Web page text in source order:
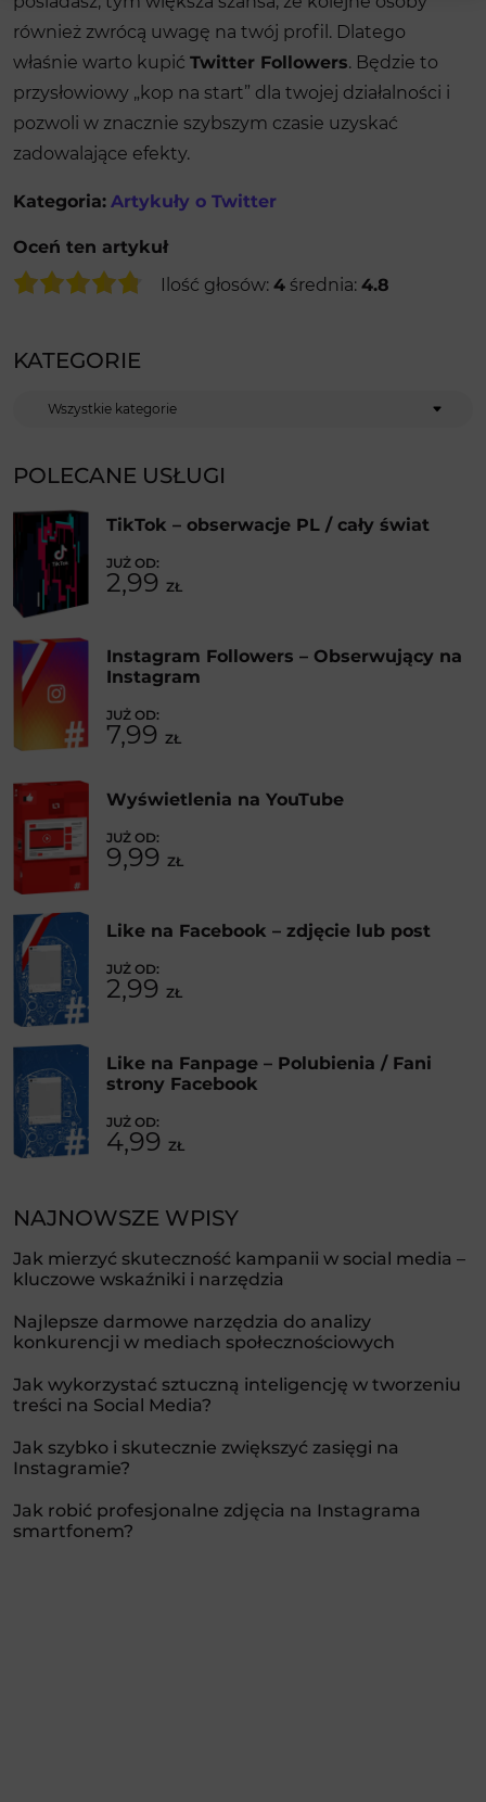
również zwrócą uwagę na twój profil. Dlatego
właśnie warto kupić Twitter Followers. Będzie to
przysłowiowy „kop na start” dla twojej działalności i
pozwoli w znacznie szybszym czasie uzyskać
zadowalające efekty.
Kategoria: Artykuły o Twitter
Oceń ten artykuł
Ilość głosów: 4 średnia: 4.8
KATEGORIE
Kategorie
POLECANE USŁUGI
TikTok – obserwacje PL / cały świat
2,99 ZŁ
Instagram Followers – Obserwujący na
Instagram
7,99 ZŁ
Wyświetlenia na YouTube
9,99 ZŁ
Like na Facebook – zdjęcie lub post
2,99 ZŁ
Like na Fanpage – Polubienia / Fani
strony Facebook
4,99 ZŁ
NAJNOWSZE WPISY
Jak mierzyć skuteczność kampanii w social media –
kluczowe wskaźniki i narzędzia
Najlepsze darmowe narzędzia do analizy
konkurencji w mediach społecznościowych
Jak wykorzystać sztuczną inteligencję w tworzeniu
treści na Social Media?
Jak szybko i skutecznie zwiększyć zasięgi na
Instagramie?
Jak robić profesjonalne zdjęcia na Instagrama
smartfonem?